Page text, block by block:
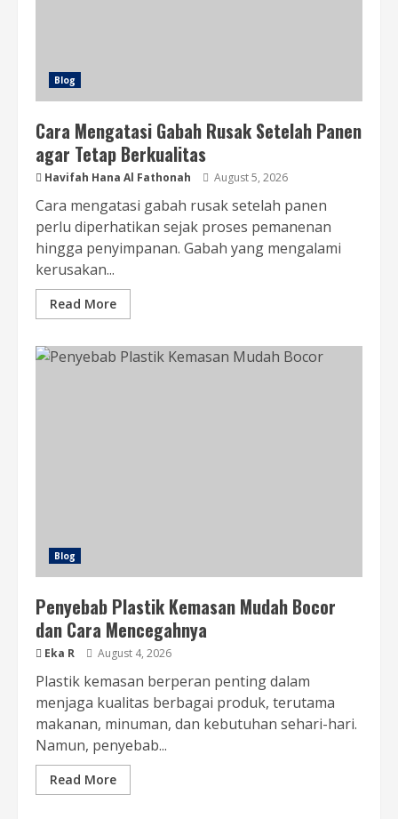
Blog
Cara Mengatasi Gabah Rusak Setelah Panen
agar Tetap Berkualitas
Havifah Hana Al Fathonah August 5, 2026
Cara mengatasi gabah rusak setelah panen
perlu diperhatikan sejak proses pemanenan
hingga penyimpanan. Gabah yang mengalami
kerusakan...
Read More
Blog
Penyebab Plastik Kemasan Mudah Bocor
dan Cara Mencegahnya
Eka R August 4, 2026
Plastik kemasan berperan penting dalam
menjaga kualitas berbagai produk, terutama
makanan, minuman, dan kebutuhan sehari-hari.
Namun, penyebab...
Read More